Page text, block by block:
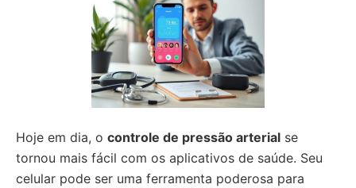
Hoje em dia, o controle de pressão arterial se
tornou mais fácil com os aplicativos de saúde. Seu
celular pode ser uma ferramenta poderosa para